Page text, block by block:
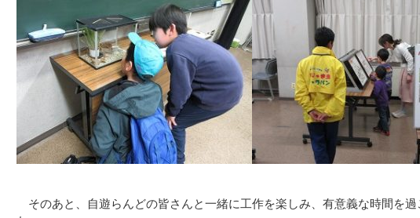
そのあと、自遊らんどの皆さんと一緒に工作を楽しみ、有意義な時間を